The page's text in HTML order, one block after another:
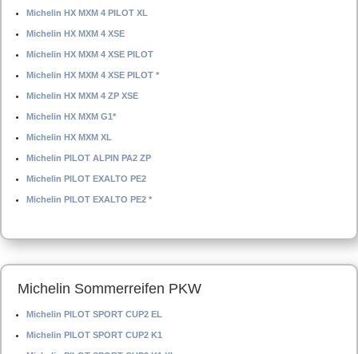
Michelin HX MXM 4 PILOT XL
Michelin HX MXM 4 XSE
Michelin HX MXM 4 XSE PILOT
Michelin HX MXM 4 XSE PILOT *
Michelin HX MXM 4 ZP XSE
Michelin HX MXM G1*
Michelin HX MXM XL
Michelin PILOT ALPIN PA2 ZP
Michelin PILOT EXALTO PE2
Michelin PILOT EXALTO PE2 *
Michelin Sommerreifen PKW
Michelin PILOT SPORT CUP2 EL
Michelin PILOT SPORT CUP2 K1